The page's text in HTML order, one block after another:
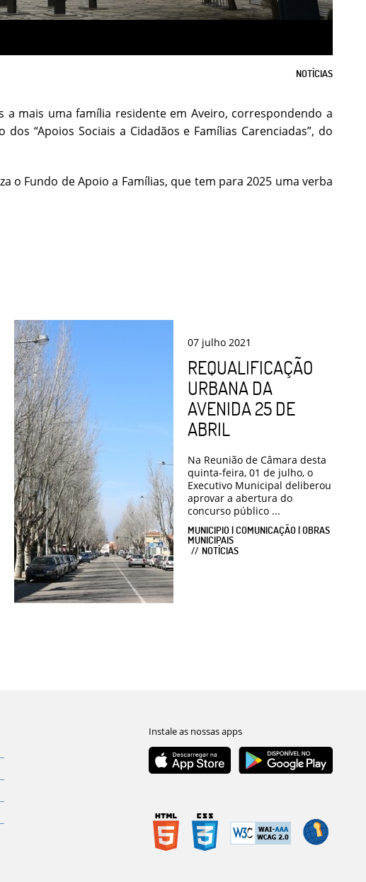
NOTÍCIAS
mais uma família residente em Aveiro, correspondendo a
“Apoios Sociais a Cidadãos e Famílias Carenciadas”, do
o Fundo de Apoio a Famílias, que tem para 2025 uma verba
07 julho 2021
REQUALIFICAÇÃO
URBANA DA
AVENIDA 25 DE
ABRIL
Na Reunião de Câmara desta
quinta-feira, 01 de julho, o
Executivo Municipal deliberou
aprovar a abertura do
concurso público ...
MUNICIPIO | COMUNICAÇÃO | OBRAS
MUNICIPAIS
NOTÍCIAS